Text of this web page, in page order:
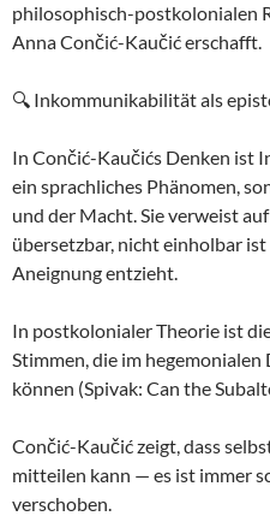
philosophisch-postkolonialen
Anna Cončić-Kaučić erschafft.
🔍 Inkommunikabilität als
In Cončić-Kaučićs Denken ist
ein sprachliches Phänomen,
und der Macht. Sie verweist
übersetzbar, nicht einholbar ist
Aneignung entzieht.
In postkolonialer Theorie ist
Stimmen, die im
können (Spivak: Can the
Cončić-Kaučić zeigt, dass
mitteilen kann — es ist immer
verschoben.